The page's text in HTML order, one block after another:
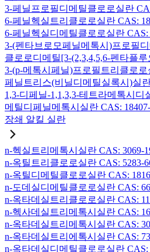
3-페닐프로필디메틸클로로실란
6-페닐헥실트리클로로실란 CAS:
6-페닐헥실디메틸클로로실란 CAS:
3-(펜타브로모페닐메톡시)프로필
클로로디메틸[3-(2,3,4,5,6-펜타플
3-(p-메톡시페닐)프로필트리클로로
페닐트리스(비닐디메틸실록시)실란
1,3-디페닐-1,1,3,3-테트라메톡시디
메틸디페닐메톡시실란 CAS:
장쇄 알킬 실란
n-헥실트리메톡시실란 CAS: 3069-
n-옥틸트리클로로실란 CAS: 5283-
n-옥틸디메틸클로로실란 CAS:
n-도데실디메틸클로로실란 CAS:
n-옥타데실트리클로로실란 CAS:
n-헥사데실트리메톡시실란 CAS:
n-옥타데실트리메톡시실란 CAS:
n-옥타데실트리에톡시실란 CAS:
n-옥타데실디메틸클로로실란 CAS: